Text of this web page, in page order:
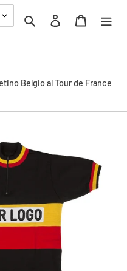
Cerca Accedi Carrello
Belgio al Tour de France